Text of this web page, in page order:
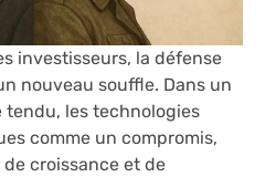
investisseurs, la défense
nouveau souffle. Dans un
les technologies
comme un compromis,
croissance et de